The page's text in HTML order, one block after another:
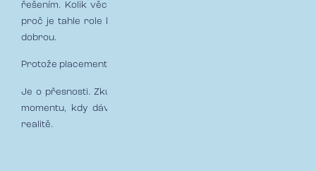
řešením. Kolik věcí je potřeba sladit, kolik detailů uhlídat a
proč je tahle role klíčová — i když není vždy vidět na první
dobrou.
Protože placement není o náhodě.
Je o přesnosti. Zkušenosti. A schopnosti dotahovat věci do
momentu, kdy dávají smysl nejen na papíře, ale hlavně v
realitě.